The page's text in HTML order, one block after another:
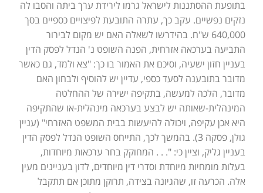
בתופעת ההסתננות לישראל גרמו לירידת ערך ביתה והסבו לה
נזקים נפשיים. עקב כך, עתרה התובעת לפיצויים כספיים בסך
640,000 ש"ח. בהידרשו לשאלה האם יש מקום לבירור
התביעה בערכאה אזרחית, הפנה השופט נ' הנדל לפסק הדין
בעניין חזון ישעיה, וסיכם את האמור בו כך: "צא ולמד, גם כאשר
מדובר בתובענה לסעד כספי, עדיין יש להוסיף ולבחון האם
מדובר, הלכה למעשה, בתקיפה ישירה של ההחלטה
המינהלית-שאותה יש לבצע בערכאה מינהלית-או שהתקיפה
היא אכן עקיפה, ויכולה להיעשות בבית המשפט האזרחי" (עניין
גולן, פסקה 3). בהמשך לכך, התייחס השופט הנדל לפסק הדין
בעניין גליק, וציין כי: ". . . המחוקק בחר ערכאות מיוחדות,
בעלות מומחיות מיוחדת וסדרי דין מיוחדים, לדון בעניינים מעין
אלה. הכרעה זו, שהגיונה בצידה, תרוקן מתוכן אם תתקבל